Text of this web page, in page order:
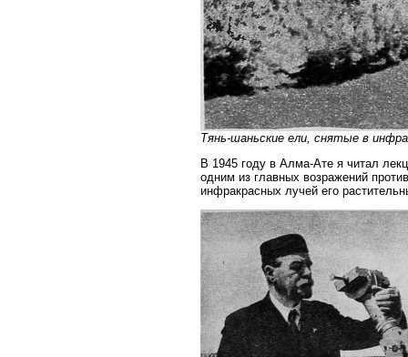
Тянь-шаньские ели, снятые в
В 1945 году в Алма-Ате я читал
одним из главных возражений
инфракрасных лучей его